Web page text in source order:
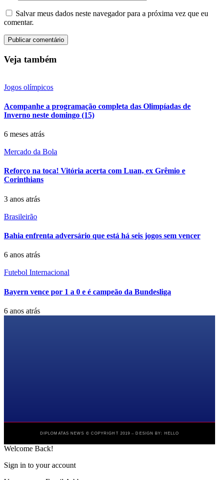
Salvar meus dados neste navegador para a próxima vez que eu
comentar.
Veja também
Jogos olímpicos
Acompanhe a programação completa das Olimpíadas de
Inverno neste domingo (15)
6 meses atrás
Mercado da Bola
Reforço na toca! Vitória acerta com Luan, ex Grêmio e
Corinthians
3 anos atrás
Brasileirão
Bahia enfrenta adversário que está há seis jogos sem vencer
6 anos atrás
Futebol Internacional
Bayern vence por 1 a 0 e é campeão da Bundesliga
6 anos atrás
DIPLOMATAS NEWS © COPYRIGHT 2019 – DESIGN BY: HELLO
Welcome Back!
Sign in to your account